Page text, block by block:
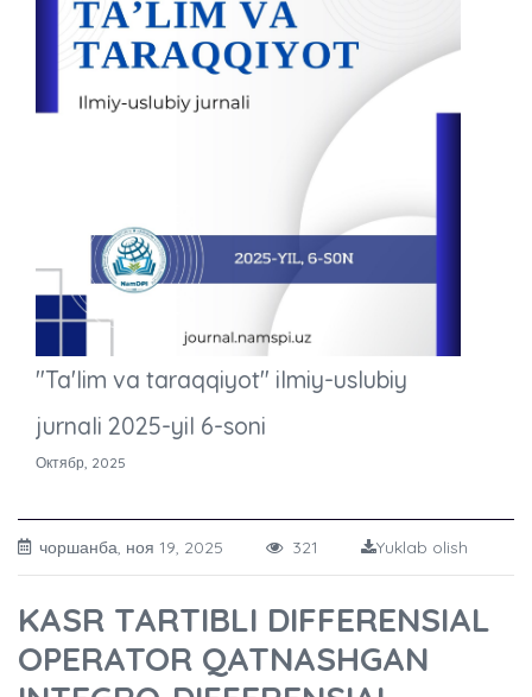
"Ta'lim va taraqqiyot" ilmiy-uslubiy
jurnali 2025-yil 6-soni
Октябр, 2025
чоршанба, ноя 19, 2025 321 Yuklab olish
KASR TARTIBLI DIFFERENSIAL
OPERATOR QATNASHGAN